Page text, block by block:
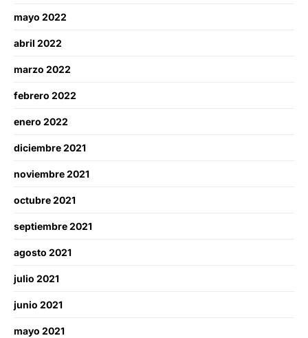
mayo 2022
abril 2022
marzo 2022
febrero 2022
enero 2022
diciembre 2021
noviembre 2021
octubre 2021
septiembre 2021
agosto 2021
julio 2021
junio 2021
mayo 2021